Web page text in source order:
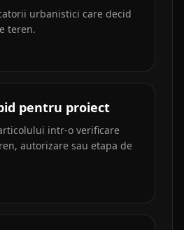
urbanistici care decid
teren.
pentru proiect
intr-o verificare
autorizare sau etapa de